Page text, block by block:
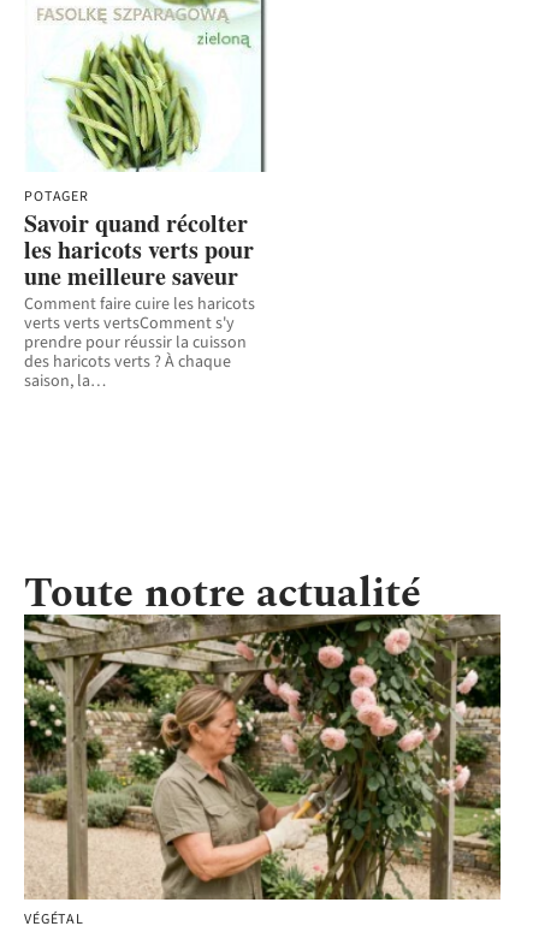
POTAGER
Savoir quand récolter
les haricots verts pour
une meilleure saveur
Comment faire cuire les haricots
verts verts vertsComment s'y
prendre pour réussir la cuisson
des haricots verts ? À chaque
saison, la…
Toute notre actualité
VÉGÉTAL